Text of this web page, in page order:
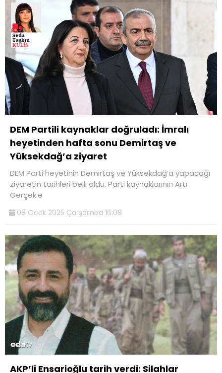
DEM Partili kaynaklar doğruladı: İmralı
heyetinden hafta sonu Demirtaş ve
Yüksekdağ’a ziyaret
DEM Parti heyetinin Demirtaş ve Yüksekdağ’a yapacağı
ziyaretin tarihleri belli oldu. Parti kaynaklarının Artı
Gerçek’e
08 Ocak 2025 Çarşamba 16:08
AKP’li Ensarioğlu tarih verdi: Silahlar